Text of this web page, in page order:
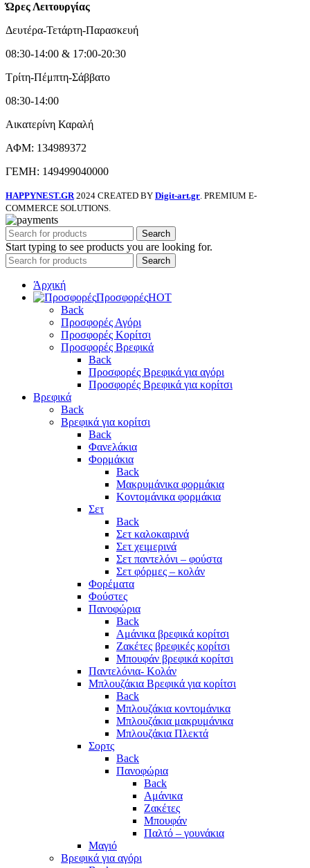
Ώρες Λειτουργίας
Δευτέρα-Τετάρτη-Παρασκευή
08:30-14:00 & 17:00-20:30
Τρίτη-Πέμπτη-Σάββατο
08:30-14:00
Αικατερίνη Καραλή
ΑΦΜ: 134989372
ΓΕΜΗ: 149499040000
HAPPYNEST.GR 2024 CREATED BY Digit-art.gr. PREMIUM E-
COMMERCE SOLUTIONS.
Search
Start typing to see products you are looking for.
Search
Άρχική
ΠροσφορέςHOT
Back
Προσφορές Αγόρι
Προσφορές Κορίτσι
Προσφορές Βρεφικά
Back
Προσφορές Βρεφικά για αγόρι
Προσφορές Βρεφικά για κορίτσι
Βρεφικά
Back
Βρεφικά για κορίτσι
Back
Φανελάκια
Φορμάκια
Back
Μακρυμάνικα φορμάκια
Κοντομάνικα φορμάκια
Σετ
Back
Σετ καλοκαιρινά
Σετ χειμερινά
Σετ παντελόνι – φούστα
Σετ φόρμες – κολάν
Φορέματα
Φούστες
Πανοφώρια
Back
Αμάνικα βρεφικά κορίτσι
Ζακέτες βρεφικές κορίτσι
Μπουφάν βρεφικά κορίτσι
Παντελόνια- Κολάν
Μπλουζάκια Βρεφικά για κορίτσι
Back
Μπλουζάκια κοντομάνικα
Μπλουζάκια μακρυμάνικα
Μπλουζάκια Πλεκτά
Σορτς
Back
Πανοφώρια
Back
Αμάνικα
Ζακέτες
Μπουφάν
Παλτό – γουνάκια
Μαγιό
Βρεφικά για αγόρι